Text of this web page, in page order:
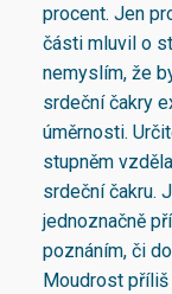
procent. Jen
části mluvil o
nemyslím, že
srdeční čakry
úměrnosti.
stupněm
srdeční čakru.
jednoznačně
poznáním, či
Moudrost